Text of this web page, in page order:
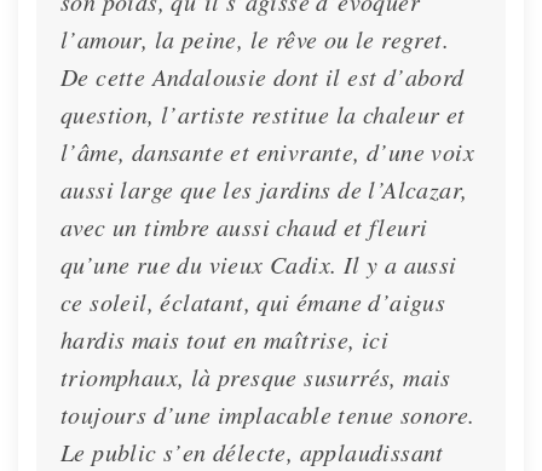
l’amour, la peine, le rêve ou le regret.
De cette Andalousie dont il est d’abord
question, l’artiste restitue la chaleur et
l’âme, dansante et enivrante, d’une voix
aussi large que les jardins de l’Alcazar,
avec un timbre aussi chaud et fleuri
qu’une rue du vieux Cadix. Il y a aussi
ce soleil, éclatant, qui émane d’aigus
hardis mais tout en maîtrise, ici
triomphaux, là presque susurrés, mais
toujours d’une implacable tenue sonore.
Le public s’en délecte, applaudissant